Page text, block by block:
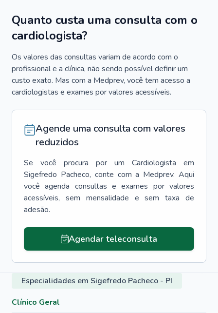
Quanto custa uma consulta com o
cardiologista?
Os valores das consultas variam de acordo com o
profissional e a clínica, não sendo possível definir um
custo exato. Mas com a Medprev, você tem acesso a
cardiologistas e exames por valores acessíveis.
Agende uma consulta com valores
reduzidos
Se você procura por um Cardiologista
em
Sigefredo Pacheco, conte com a Medprev. Aqui
você agenda consultas e exames por valores
acessíveis, sem mensalidade e sem taxa de
adesão.
Agendar teleconsulta
Especialidades em Sigefredo Pacheco - PI
Clínico Geral